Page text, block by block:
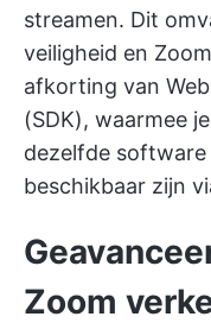
streamen. Dit
veiligheid en
afkorting van
(SDK), waarmee
dezelfde
beschikbaar zijn
Zoom